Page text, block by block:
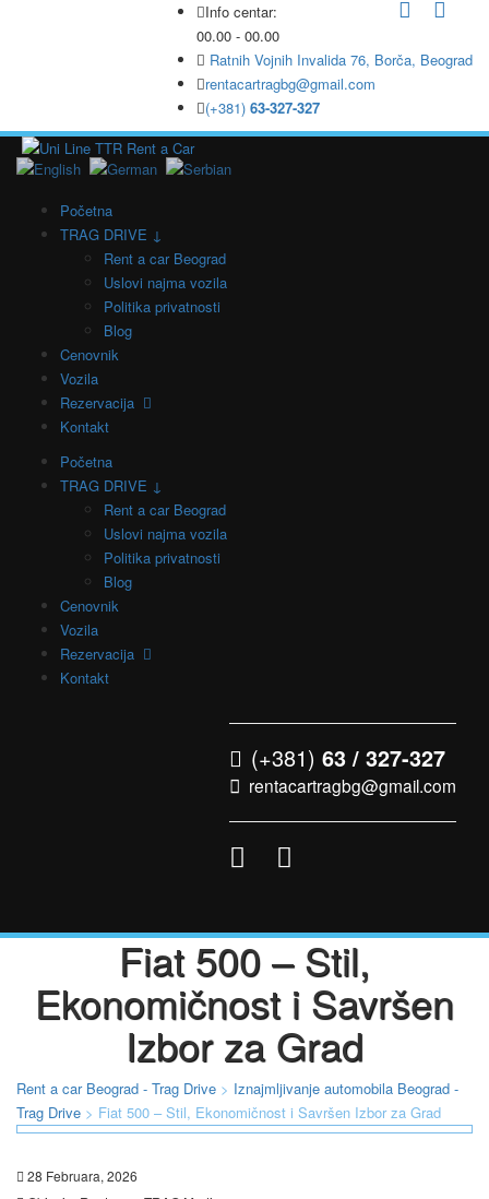
Info centar:
00.00 - 00.00
Ratnih Vojnih Invalida 76, Borča, Beograd
rentacartragbg@gmail.com
(+381) 63-327-327
Početna
TRAG DRIVE ↓
Rent a car Beograd
Uslovi najma vozila
Politika privatnosti
Blog
Cenovnik
Vozila
Rezervacija
Kontakt
Početna
TRAG DRIVE ↓
Rent a car Beograd
Uslovi najma vozila
Politika privatnosti
Blog
Cenovnik
Vozila
Rezervacija
Kontakt
(+381) 63 / 327-327
rentacartragbg@gmail.com
Fiat 500 – Stil,
Ekonomičnost i Savršen
Izbor za Grad
Rent a car Beograd - Trag Drive > Iznajmljivanje automobila Beograd -
Trag Drive > Fiat 500 – Stil, Ekonomičnost i Savršen Izbor za Grad
28 Februara, 2026